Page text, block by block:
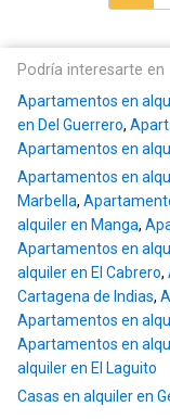
Podría interesarte en
Apartamentos en
en Del Guerrero,
Apartamentos en
Apartamentos en
Marbella,
alquiler en Manga,
Apartamentos en
alquiler en El Cabrero,
Cartagena de Indias,
Apartamentos en
Apartamentos en
alquiler en El Laguito
Casas en alquiler en